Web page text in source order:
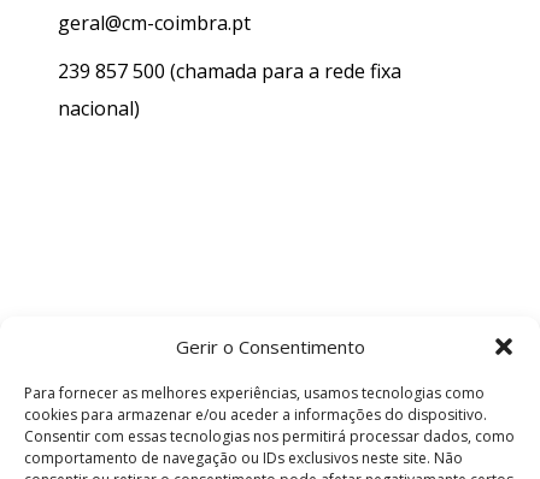
Gerir o Consentimento
Para fornecer as melhores experiências, usamos tecnologias como
cookies para armazenar e/ou aceder a informações do dispositivo.
Consentir com essas tecnologias nos permitirá processar dados, como
comportamento de navegação ou IDs exclusivos neste site. Não
geral@cm-coimbra.pt
239 857 500 (chamada para a rede fixa
nacional)